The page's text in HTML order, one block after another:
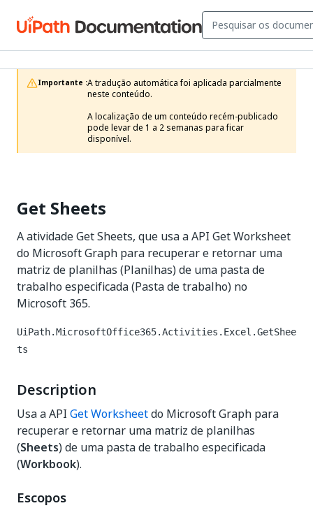
Importante :A tradução automática foi aplicada parcialmente
neste conteúdo.
A localização de um conteúdo recém-publicado
pode levar de 1 a 2 semanas para ficar
disponível.
Get Sheets
A atividade Get Sheets, que usa a API Get Worksheet
do Microsoft Graph para recuperar e retornar uma
matriz de planilhas (Planilhas) de uma pasta de
trabalho especificada (Pasta de trabalho) no
Microsoft 365.
UiPath.MicrosoftOffice365.Activities.Excel.GetShee
ts
Description
Usa a API Get Worksheetdo Microsoft Graph para
recuperar e retornar uma matriz de planilhas
(Sheets) de uma pasta de trabalho especificada
(Workbook).
Escopos